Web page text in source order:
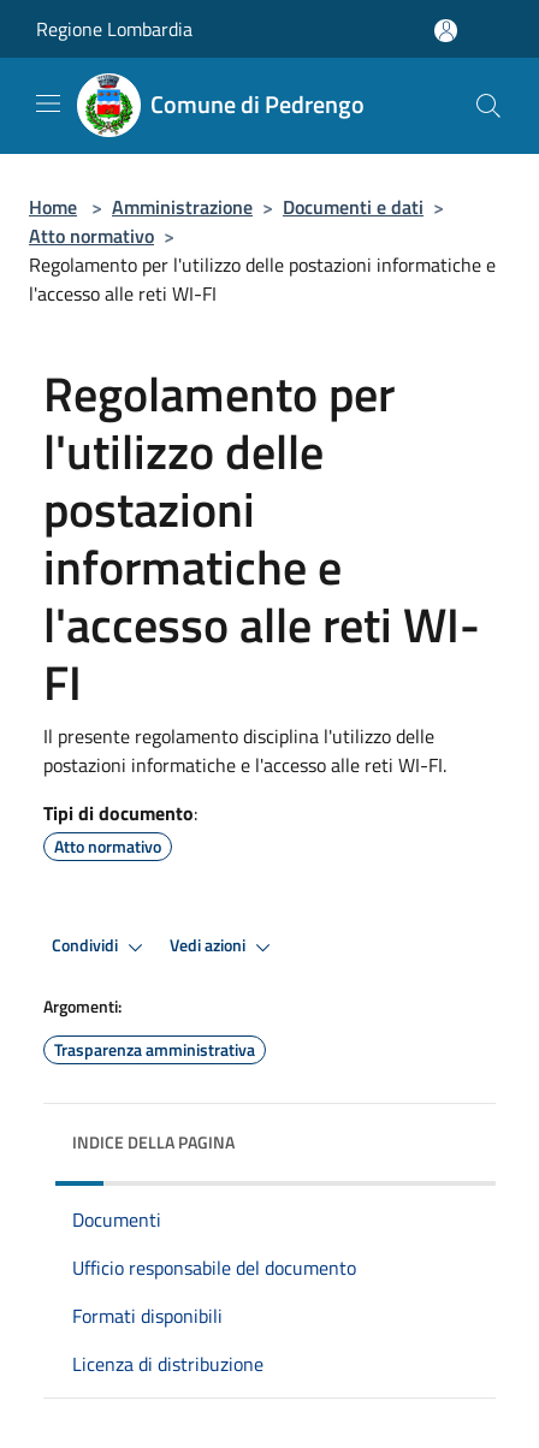
Regione Lombardia
Comune di Pedrengo
Home > Amministrazione > Documenti e dati >
Atto normativo >
Regolamento per l'utilizzo delle postazioni informatiche e
l'accesso alle reti WI-FI
Regolamento per
l'utilizzo delle
postazioni
informatiche e
l'accesso alle reti WI-
FI
Il presente regolamento disciplina l'utilizzo delle
postazioni informatiche e l'accesso alle reti WI-FI.
Tipi di documento:
Atto normativo
Condividi Vedi azioni
Argomenti:
Trasparenza amministrativa
INDICE DELLA PAGINA
Documenti
Ufficio responsabile del documento
Formati disponibili
Licenza di distribuzione